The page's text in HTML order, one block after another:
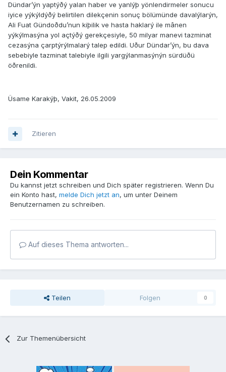
Dündar’ýn yaptýðý yalan haber ve yanlýþ yönlendirmeler sonucu
iyice yýkýldýðý belirtilen dilekçenin sonuç bölümünde davalýlarýn,
Ali Fuat Gündoðdu’nun kiþilik ve hasta haklarý ile mânen
yýkýlmasýna yol açtýðý gerekçesiyle, 50 milyar manevi tazminat
cezasýna çarptýrýlmalarý talep edildi. Uður Dündar’ýn, bu dava
sebebiyle tazminat talebiyle ilgili yargýlanmasýnýn sürdüðü
öðrenildi.
Üsame Karakýþ, Vakit, 26.05.2009
Zitieren
Dein Kommentar
Du kannst jetzt schreiben und Dich später registrieren. Wenn Du
ein Konto hast, melde Dich jetzt an, um unter Deinem
Benutzernamen zu schreiben.
Auf dieses Thema antworten...
Teilen Folgen 0
Zur Themenübersicht